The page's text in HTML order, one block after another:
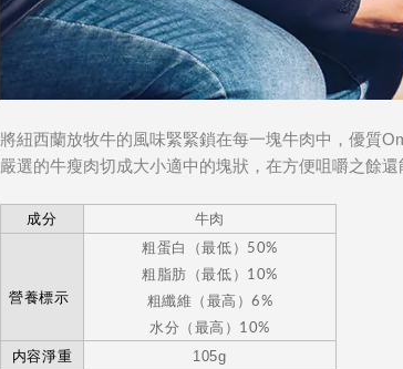
將紐西蘭放牧牛的風味緊緊鎖在每一塊牛肉中，優質
嚴選的牛瘦肉切成大小適中的塊狀，在方便咀嚼之餘
成分 牛肉
營養標示
粗蛋白（最低） 50%
粗脂肪（最低） 10%
粗纖維（最高）6%
水分（最高） 10%
内容淨重
105g